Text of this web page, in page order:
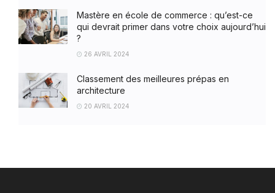
Mastère en école de commerce : qu’est-ce
qui devrait primer dans votre choix aujourd’hui
?
26 AVRIL 2024
Classement des meilleures prépas en
architecture
20 AVRIL 2024